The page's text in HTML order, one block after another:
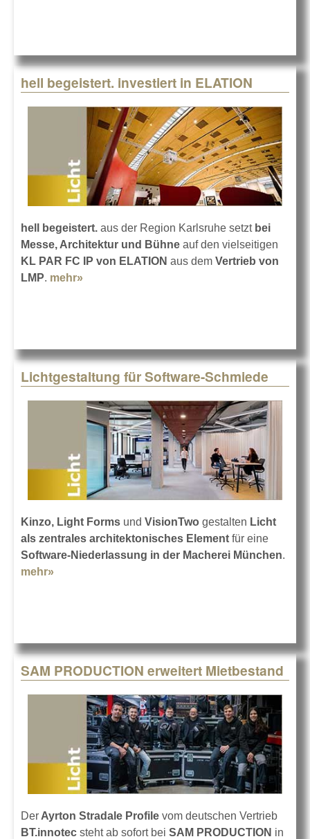
hell begeistert. investiert in ELATION
hell begeistert. aus der Region Karlsruhe setztbei
Messe, Architektur und Bühne auf den vielseitigen
KL PAR FC IP von ELATION aus dem Vertrieb von
LMP. mehr»
Lichtgestaltung für Software-Schmiede
Kinzo, Light Forms und VisionTwo gestalten Licht
als zentrales architektonisches Element für eine
Software-Niederlassung in der Macherei München.
mehr»
SAM PRODUCTION erweitert Mietbestand
Der Ayrton Stradale Profile vom deutschen Vertrieb
BT.innotec steht ab sofort bei SAM PRODUCTION in